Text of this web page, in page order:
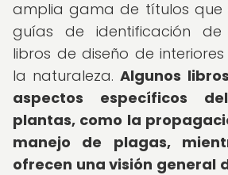
amplia gama de títulos que
guías de identificación
libros de diseño de
la naturaleza.Algunos
aspectos específicos
plantas, como la
manejo de plagas,
ofrecen una visión general